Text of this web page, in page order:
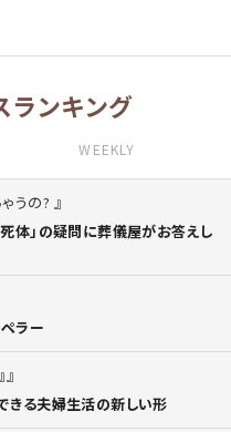
ランキング
WEEKLY
うの?
体」の疑問に葬儀屋がお答えし
ラー
きる夫婦生活の新しい形